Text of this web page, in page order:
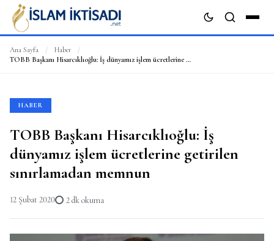
ARA
Ana Sayfa / Haber
/
TOBB Başkanı Hisarcıklıoğlu: İş dünyamız işlem ücretlerine getirilen sınırlamadan memnun
HABER
TOBB Başkanı Hisarcıklıoğlu: İş
dünyamız işlem ücretlerine getirilen
sınırlamadan memnun
12 Şubat 2020 2 dk okuma